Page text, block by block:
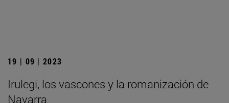
19 | 09 | 2023
Irulegi, los vascones y la romanización de
Navarra